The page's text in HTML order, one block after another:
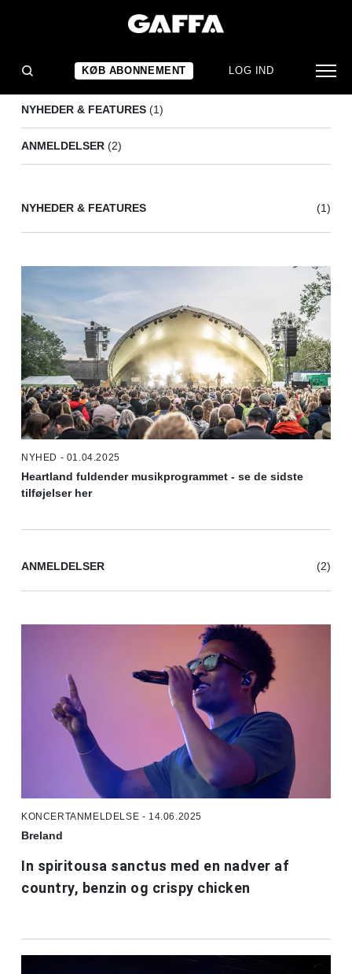
KØB ABONNEMENT LOG IND
NYHEDER & FEATURES (1)
ANMELDELSER (2)
NYHEDER & FEATURES (1)
NYHED - 01.04.2025
Heartland fuldender musikprogrammet - se de sidste
tilføjelser her
ANMELDELSER (2)
KONCERTANMELDELSE - 14.06.2025
Breland
In spiritousa sanctus med en nadver af
country, benzin og crispy chicken